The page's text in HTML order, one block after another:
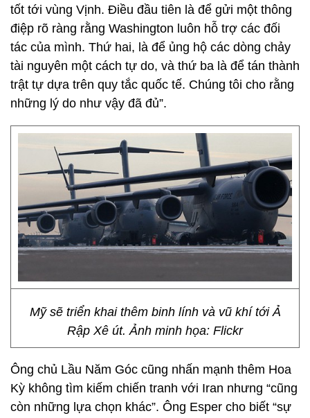
tốt tới vùng Vịnh. Điều đầu tiên là để gửi một thông
điệp rõ ràng rằng Washington luôn hỗ trợ các đối
tác của mình. Thứ hai, là để ủng hộ các dòng chảy
tài nguyên một cách tự do, và thứ ba là để tán thành
trật tự dựa trên quy tắc quốc tế. Chúng tôi cho rằng
những lý do như vậy đã đủ”.
Mỹ sẽ triển khai thêm binh lính và vũ khí tới Ả
Rập Xê út. Ảnh minh họa: Flickr
Ông chủ Lầu Năm Góc cũng nhấn mạnh thêm Hoa
Kỳ không tìm kiếm chiến tranh với Iran nhưng “cũng
còn những lựa chọn khác”. Ông Esper cho biết “sự